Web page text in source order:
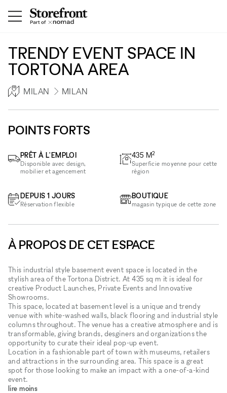
TRENDY EVENT SPACE IN
TORTONA AREA
MILAN MILAN
POINTS FORTS
PRÊT À L'EMPLOI
Disponible avec design,
mobilier et agencement
DEPUIS 1 JOURS
Réservation flexible
435 M2
Superficie moyenne pour cette
région
BOUTIQUE
magasin typique de cette zone
À PROPOS DE CET ESPACE
This industrial style basement event space is located in the
stylish area of the Tortona District. At 435 sq m it is ideal for
creative Product Launches, Private Events and Innovative
Showrooms.
This space, located at basement level is a unique and trendy
venue with white-washed walls, black flooring and industrial style
columns throughout. The venue has a creative atmosphere and is
transformable, giving brands, desginers and organizations the
opportunity to curate their ideal pop-up event.
Location in a fashionable part of town with museums, retailers
and attractions in the surrounding area. This space is a great
spot for those looking to make an impact with a one-of-a-kind
event.
lire moins